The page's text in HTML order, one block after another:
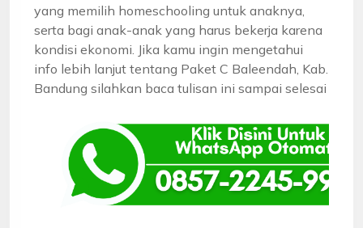
yang memilih homeschooling untuk anaknya,
serta bagi anak-anak yang harus bekerja karena
kondisi ekonomi. Jika kamu ingin mengetahui
info lebih lanjut tentang Paket C Baleendah, Kab.
Bandung silahkan baca tulisan ini sampai selesai